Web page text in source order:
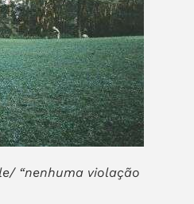
“nenhuma violação